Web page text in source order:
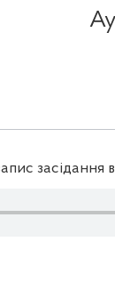
засідання